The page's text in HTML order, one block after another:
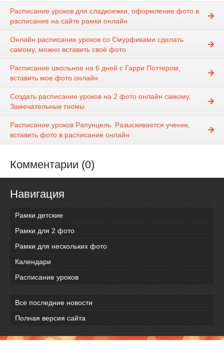
Расписание уроков для сладкоежки, оформление фото в
расписание на сайте рамки онлайн
Онлайн расписание уроков со Смурфиками сделать
самому, можно вставить своё фото
Расписание школьное на 6 дней с Гарри Поттером,
вставить мое фото онлайн
Создать расписание уроков на 2 фото онлайн самому,
Замечательные гномы
Расписание уроков Рапунцель. Разыскивается ученик,
вставить фото в расписание онлайн
Комментарии (0)
Навигация
Рамки детские
Рамки для 2 фото
Рамки для нескольких фото
Календари
Расписание уроков
Все последние новости
Полная версия сайта